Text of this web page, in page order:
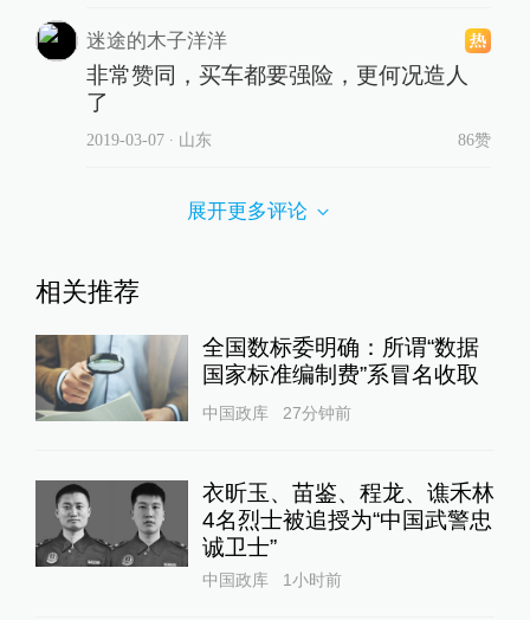
迷途的木子洋洋
非常赞同，买车都要强险，更何况造人
了
2019-03-07∙ 山东 86赞
展开更多评论
相关推荐
全国数标委明确：所谓“数据
国家标准编制费”系冒名收取
中国政库 27分钟前
衣昕玉、苗鉴、程龙、谯禾林
4名烈士被追授为“中国武警忠
诚卫士”
中国政库 1小时前